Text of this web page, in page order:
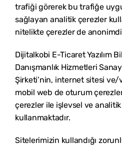
trafiği görerek bu trafiğe
sağlayan analitik çerezler
nitelikte çerezler de
Dijitalkobi E-Ticaret Yazılım
Danışmanlık Hizmetleri
Şirketi’nin, internet sitesi
mobil web de oturum
çerezler ile işlevsel ve
kullanmaktadır.
Sitelerimizin kullandığı